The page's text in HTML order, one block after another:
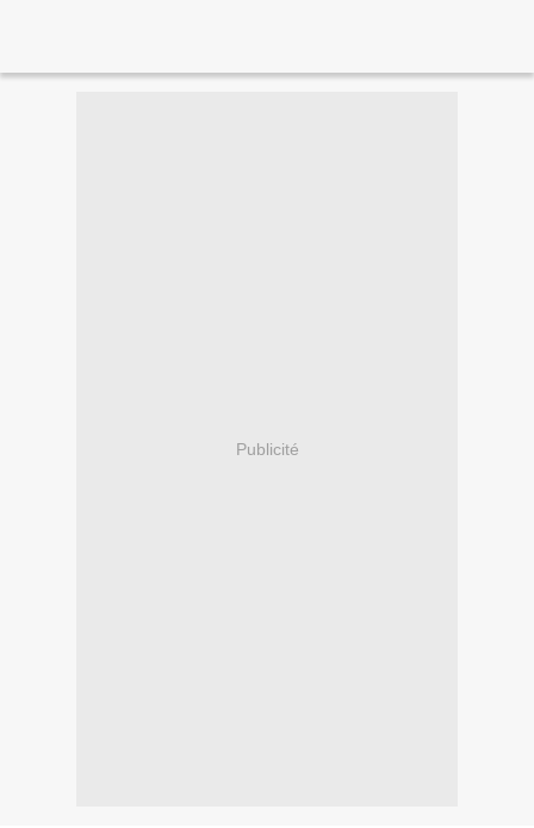
Publicité